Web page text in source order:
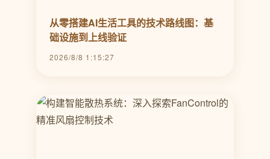
从零搭建AI生活工具的技术路线图：基
础设施到上线验证
2026/8/8 1:15:27